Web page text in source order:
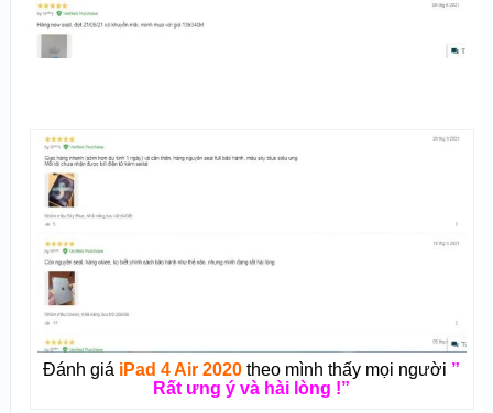
Đánh giá iPad 4 Air 2020 theo mình thấy mọi người ”
Rất ưng ý và hài lòng !”